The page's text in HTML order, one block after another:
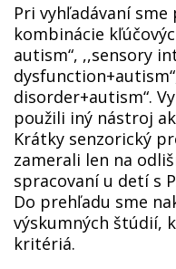
Pri vyhľadávaní
kombinácie
autism“, ,,sensory
disorder+autism“.
použili iný nástroj
Krátky senzorický
zamerali len na
spracovaní u detí s
Do prehľadu sme
výskumných štúdií,
kritériá.